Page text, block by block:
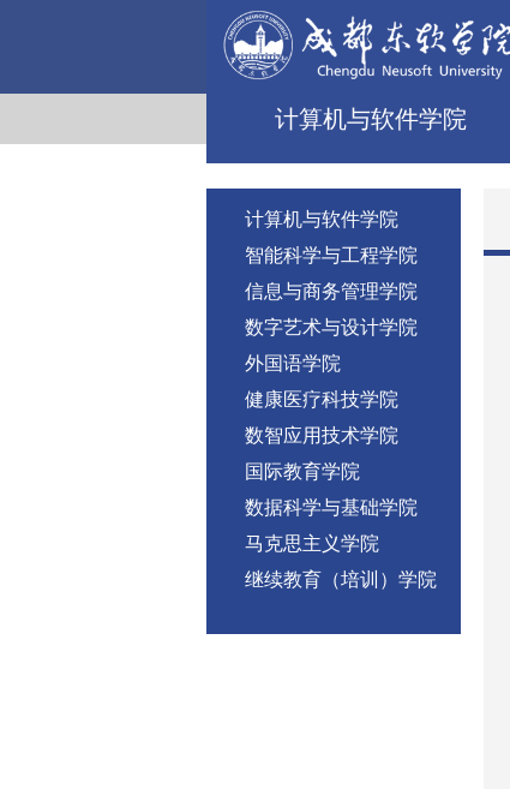
计算机与软件学院
计算机与软件学院
智能科学与工程学院
信息与商务管理学院
数字艺术与设计学院
外国语学院
健康医疗科技学院
数智应用技术学院
国际教育学院
数据科学与基础学院
马克思主义学院
继续教育（培训）学院